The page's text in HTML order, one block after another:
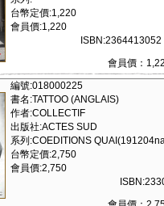
台幣定價:1,220
會員價:1,220
ISBN:2364413052
會員價：
編號:018000225
書名:TATTOO (ANGLAIS)
作者:COLLECTIF
出版社:ACTES SUD
系列:COEDITIONS
台幣定價:2,750
會員價:2,750